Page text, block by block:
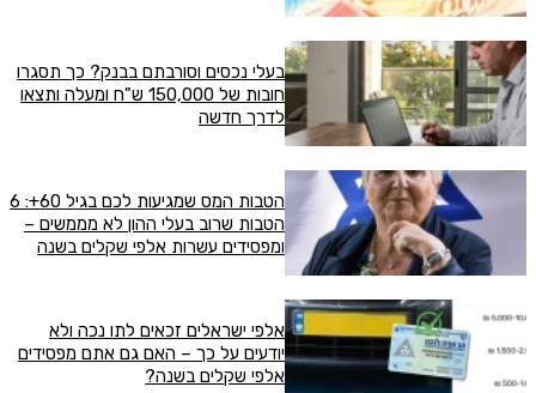
בעלי נכסים וסורבתם בבנק? כך תסגרו
חובות של 150,000 ש"ח ומעלה ותצאו
לדרך חדשה
הטבות המס שמגיעות לכם בגיל 60+: 6
הטבות שרוב בעלי ההון לא מממשים –
ומפסידים עשרות אלפי שקלים בשנה
אלפי ישראלים זכאים לתו נכה ולא
יודעים על כך – האם גם אתם מפסידים
אלפי שקלים בשנה?